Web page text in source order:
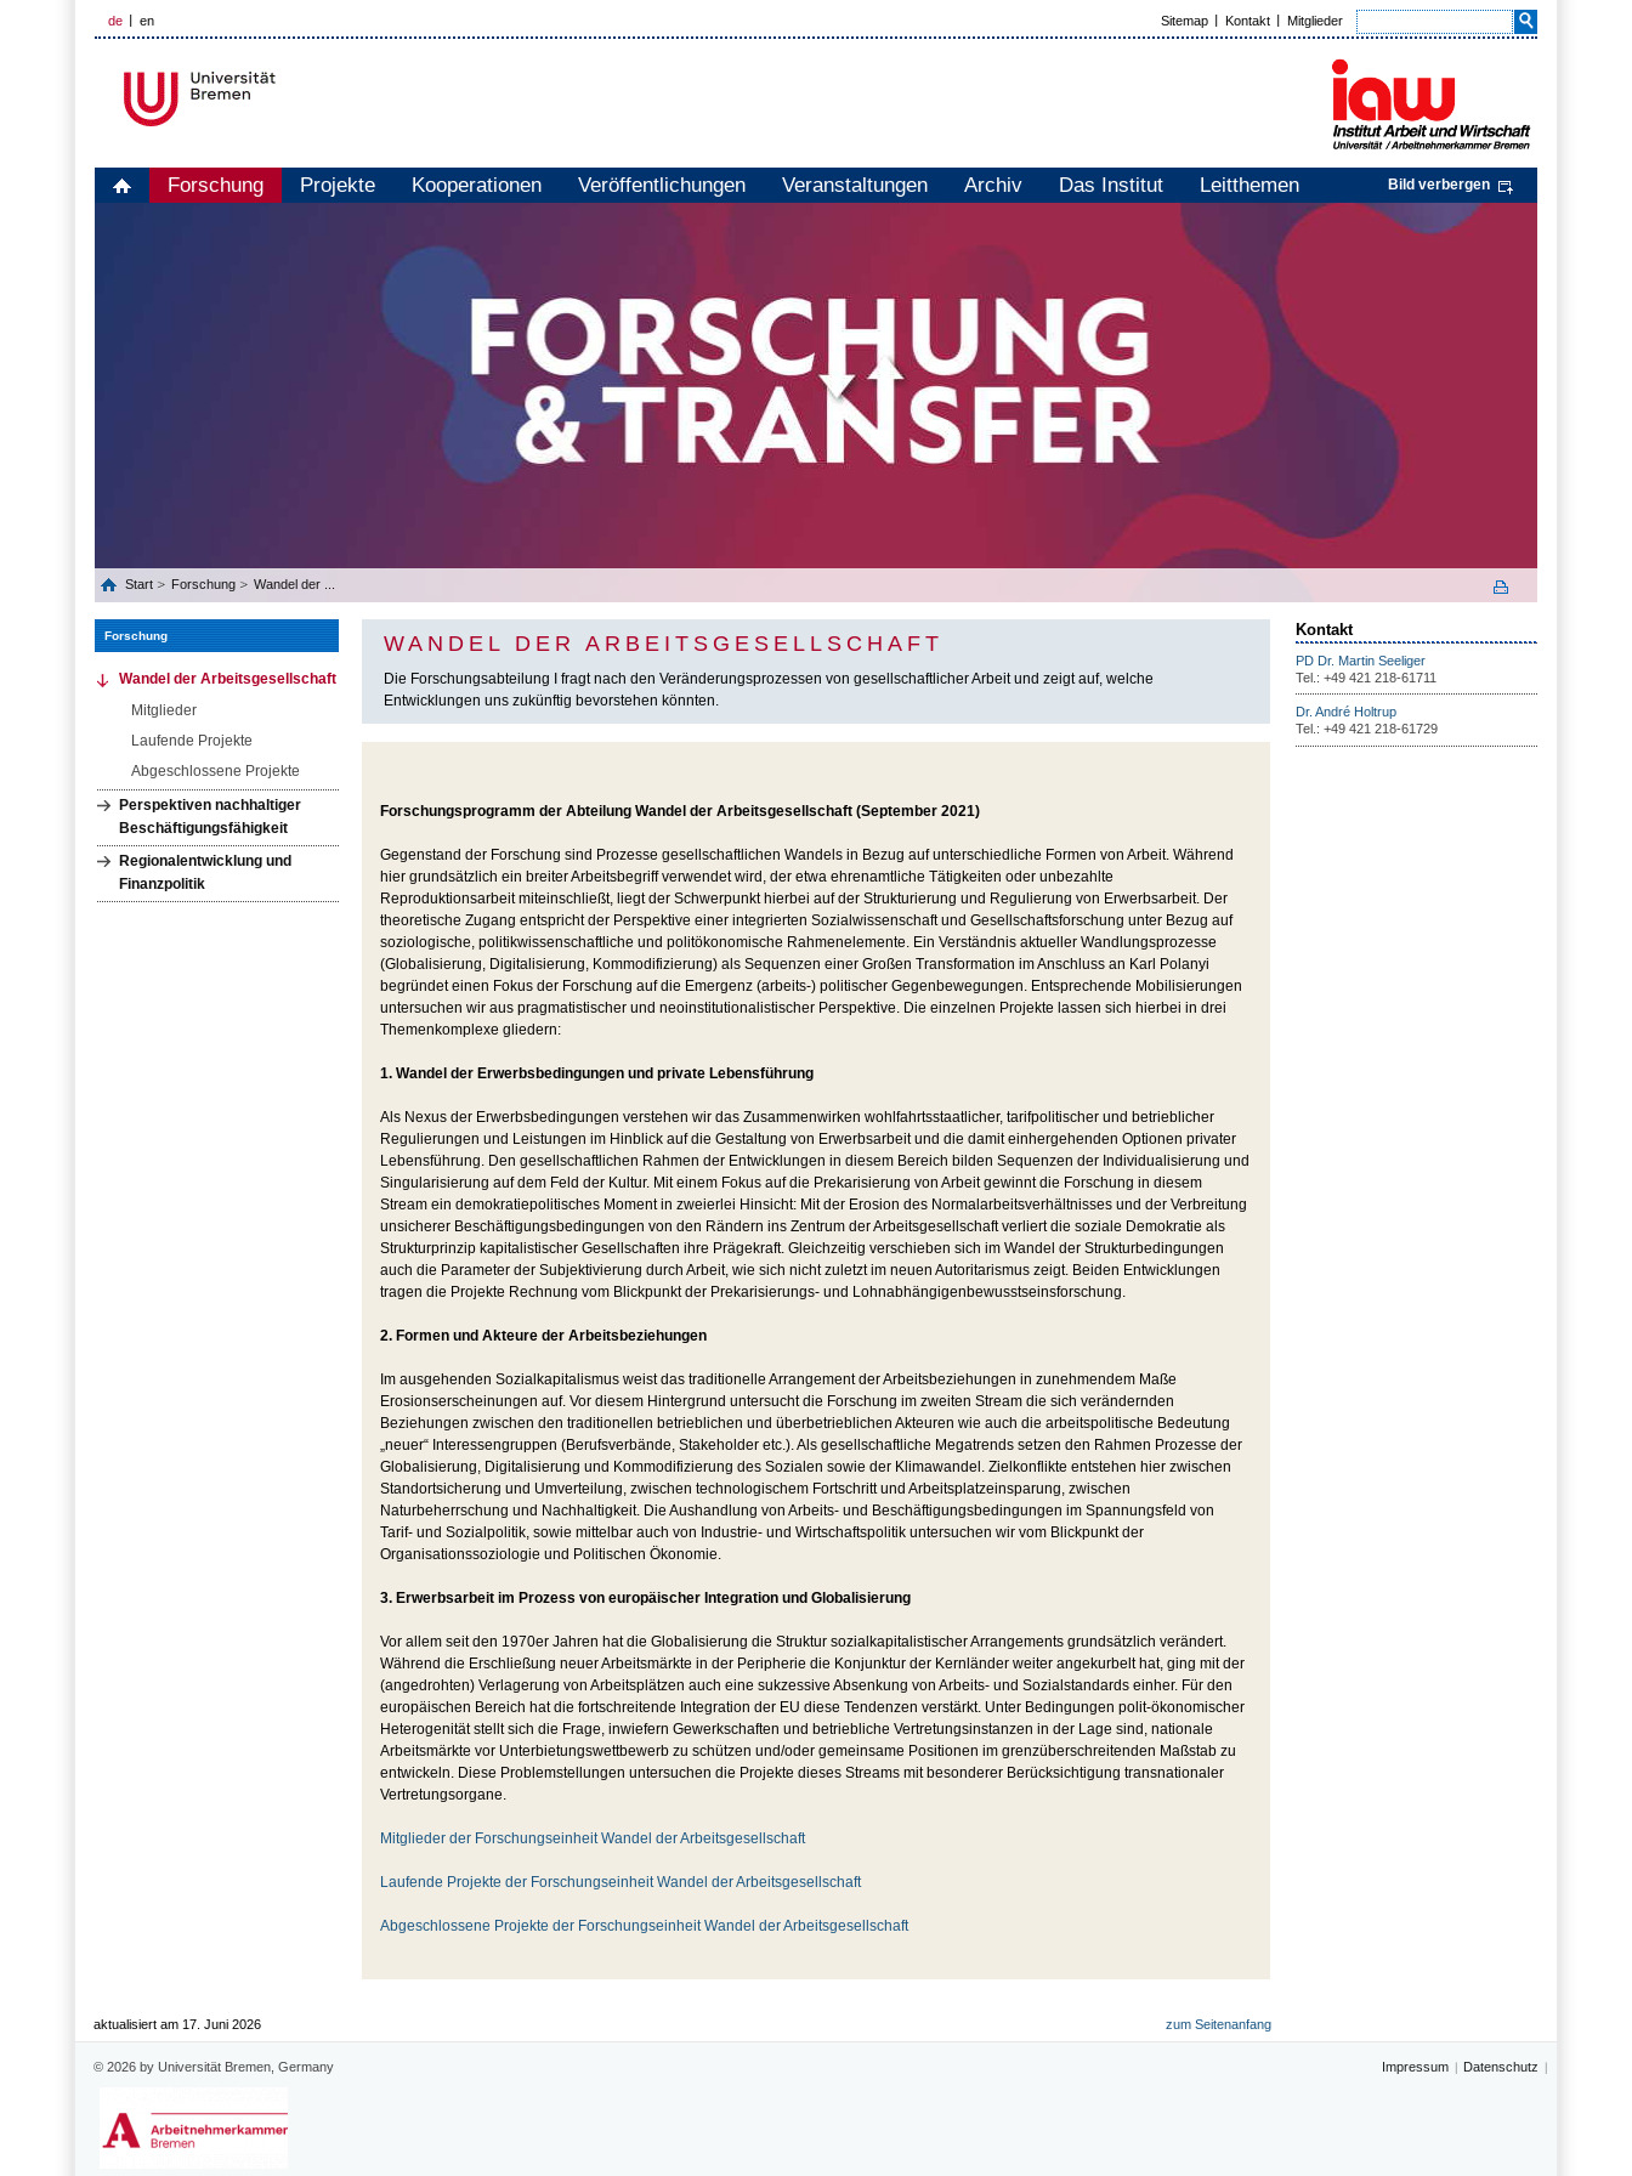
de en Sitemap Kontakt Mitglieder
Forschung Projekte Kooperationen Veröffentlichungen Veranstaltungen Archiv Das Institut Leitthemen Bild verbergen
Start Forschung Wandel der ...
Forschung
Wandel der Arbeitsgesellschaft
Mitglieder
Laufende Projekte
Abgeschlossene Projekte
Perspektiven nachhaltiger
Beschäftigungsfähigkeit
Regionalentwicklung und
Finanzpolitik
WANDEL DER ARBEITSGESELLSCHAFT
Die Forschungsabteilung I fragt nach den Veränderungsprozessen von gesellschaftlicher Arbeit und zeigt auf, welche
Entwicklungen uns zukünftig bevorstehen könnten.
Forschungsprogramm der Abteilung Wandel der Arbeitsgesellschaft (September 2021)
Gegenstand der Forschung sind Prozesse gesellschaftlichen Wandels in Bezug auf unterschiedliche Formen von Arbeit. Während
hier grundsätzlich ein breiter Arbeitsbegriff verwendet wird, der etwa ehrenamtliche Tätigkeiten oder unbezahlte
Reproduktionsarbeit miteinschließt, liegt der Schwerpunkt hierbei auf der Strukturierung und Regulierung von Erwerbsarbeit. Der
theoretische Zugang entspricht der Perspektive einer integrierten Sozialwissenschaft und Gesellschaftsforschung unter Bezug auf
soziologische, politikwissenschaftliche und politökonomische Rahmenelemente. Ein Verständnis aktueller Wandlungsprozesse
(Globalisierung, Digitalisierung, Kommodifizierung) als Sequenzen einer Großen Transformation im Anschluss an Karl Polanyi
begründet einen Fokus der Forschung auf die Emergenz (arbeits-) politischer Gegenbewegungen. Entsprechende Mobilisierungen
untersuchen wir aus pragmatistischer und neoinstitutionalistischer Perspektive. Die einzelnen Projekte lassen sich hierbei in drei
Themenkomplexe gliedern:
1. Wandel der Erwerbsbedingungen und private Lebensführung
Als Nexus der Erwerbsbedingungen verstehen wir das Zusammen­wirken wohl­fahrts­staatlicher, tarifpolitischer und betrieblicher
Regulierungen und Leistungen im Hinblick auf die Gestaltung von Erwerbsarbeit und die damit einhergehenden Optionen privater
Lebensführung. Den gesellschaftlichen Rahmen der Entwicklungen in diesem Bereich bilden Sequenzen der Individualisierung und
Singularisierung auf dem Feld der Kultur. Mit einem Fokus auf die Prekarisierung von Arbeit gewinnt die Forschung in diesem
Stream ein demokratiepolitisches Moment in zweierlei Hinsicht: Mit der Erosion des Normalarbeitsverhältnisses und der Verbreitung
unsicherer Beschäftigungsbedingungen von den Rändern ins Zentrum der Arbeitsgesellschaft verliert die soziale Demokratie als
Strukturprinzip kapitalistischer Gesellschaften ihre Prägekraft. Gleichzeitig verschieben sich im Wandel der Strukturbedingungen
auch die Parameter der Subjektivierung durch Arbeit, wie sich nicht zuletzt im neuen Autoritarismus zeigt. Beiden Entwicklungen
tragen die Projekte Rechnung vom Blickpunkt der Prekarisierungs- und Lohnabhängigenbewusstseinsforschung.
2. Formen und Akteure der Arbeitsbeziehungen
Im ausgehenden Sozialkapitalismus weist das traditionelle Arrangement der Arbeitsbeziehungen in zunehmendem Maße
Erosionserscheinungen auf. Vor diesem Hintergrund untersucht die Forschung im zweiten Stream die sich verändernden
Beziehungen zwischen den traditionellen betrieblichen und überbetrieblichen Akteuren wie auch die arbeits­politische Bedeutung
„neuer“ Interessengruppen (Berufsverbände, Stakeholder etc.). Als gesellschaftliche Megatrends setzen den Rahmen Prozesse der
Globalisierung, Digitalisierung und Kommodifizierung des Sozialen sowie der Klimawandel. Zielkonflikte entstehen hier zwischen
Standortsicherung und Umverteilung, zwischen technologischem Fortschritt und Arbeitsplatzeinsparung, zwischen
Naturbeherrschung und Nachhaltigkeit. Die Aushandlung von Arbeits- und Beschäftigungsbedingungen im Spannungsfeld von
Tarif- und Sozialpolitik, sowie mittelbar auch von Industrie- und Wirtschaftspolitik untersuchen wir vom Blickpunkt der
Organisationssoziologie und Politischen Ökonomie.
3. Erwerbsarbeit im Prozess von europäischer Integration und Globalisierung
Vor allem seit den 1970er Jahren hat die Globalisierung die Struktur sozialkapitalistischer Arrangements grundsätzlich verändert.
Während die Erschließung neuer Arbeitsmärkte in der Peripherie die Konjunktur der Kernländer weiter angekurbelt hat, ging mit der
(angedrohten) Verlagerung von Arbeitsplätzen auch eine sukzessive Absenkung von Arbeits- und Sozialstandards einher. Für den
europäischen Bereich hat die fortschreitende Integration der EU diese Tendenzen verstärkt. Unter Bedingungen polit-ökonomischer
Heterogenität stellt sich die Frage, inwiefern Gewerkschaften und betriebliche Vertretungsinstanzen in der Lage sind, nationale
Arbeitsmärkte vor Unterbietungswettbewerb zu schützen und/oder gemeinsame Positionen im grenzüberschreitenden Maßstab zu
entwickeln. Diese Problemstellungen untersuchen die Projekte dieses Streams mit besonderer Berücksichtigung transnationaler
Vertretungsorgane.
Mitglieder der Forschungseinheit Wandel der Arbeitsgesellschaft
Laufende Projekte der Forschungseinheit Wandel der Arbeitsgesellschaft
Abgeschlossene Projekte der Forschungseinheit Wandel der Arbeitsgesellschaft
Kontakt
PD Dr. Martin Seeliger
Tel.: +49 421 218-61711
Dr. André Holtrup
Tel.: +49 421 218-61729
aktualisiert am 17. Juni 2026 zum Seitenanfang
© 2026 by Universität Bremen, Germany Impressum Datenschutz